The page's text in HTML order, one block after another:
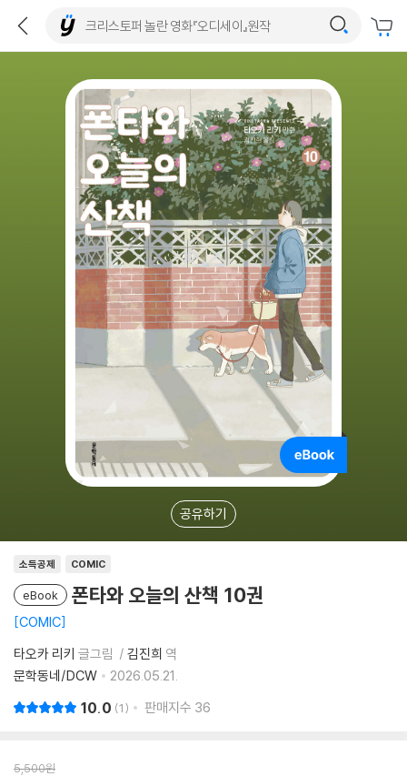
공유하기
소득공제 COMIC
eBook 폰타와 오늘의 산책 10권
COMIC
타오카 리키 글그림 김진희 역
문학동네/DCW
2026.05.21.
10.0 1 판매지수 36
5,500원